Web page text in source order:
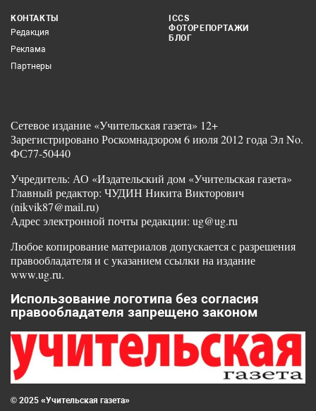
КОНТАКТЫ
Редакция
Реклама
Партнеры
ICCS
ФОТОРЕПОРТАЖИ
БЛОГ
Сетевое издание «Учительская газета» 12+
Зарегистрировано Роскомнадзором 6 июля 2012 года Эл No.
ФС77-50440
Учредитель: АО «Издательский дом «Учительская газета»
Главный редактор: ЧУДИН Никита Викторович
(nikvik87@mail.ru)
Адрес электронной почты редакции: ug@ug.ru
Любое копирование материалов допускается с разрешения
правообладателя и с указанием ссылки на издание
www.ug.ru.
Использование логотипа без согласия
правообладателя запрещено законом
© 2025 «Учительская газета»